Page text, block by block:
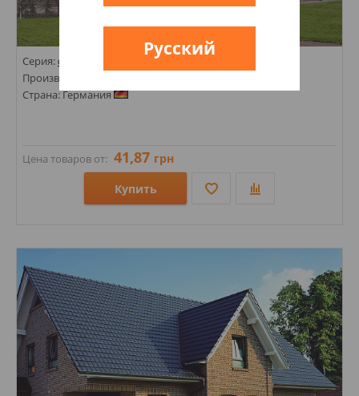
Серия: GREETSIEL
Производитель:
Страна: Германия
Цена товаров от: 41,87 грн
Купить
Стили: Под кирпич;
Цвета:
Русский